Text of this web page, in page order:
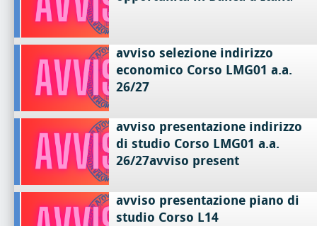
avviso selezione indirizzo
economico Corso LMG01 a.a.
26/27
avviso presentazione indirizzo
di studio Corso LMG01 a.a.
26/27avviso present
avviso presentazione piano di
studio Corso L14